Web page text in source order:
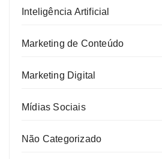
Inteligência Artificial
Marketing de Conteúdo
Marketing Digital
Mídias Sociais
Não Categorizado